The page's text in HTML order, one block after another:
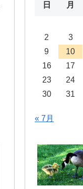
日 月
2
3
9
10
16
17
23
24
30
31
« 7月